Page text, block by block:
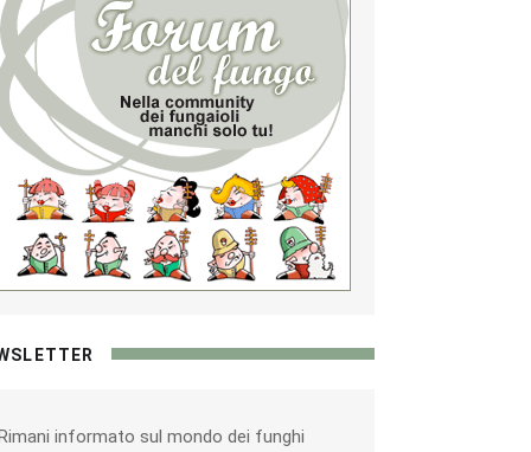
informato sul mondo dei funghi